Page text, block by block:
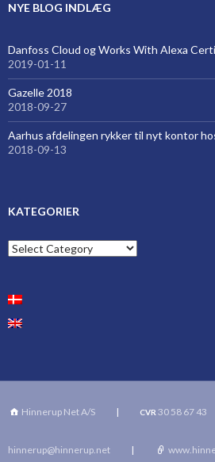
NYE BLOG INDLÆG
Danfoss Cloud og Works With Alexa
2019-01-11
Gazelle 2018
2018-09-27
Aarhus afdelingen rykker til nyt kontor
2018-09-13
KATEGORIER
Kategorier
Hinnerup Net A/S | CVR 30 58 67 43
hinnerup@hinnerup.net |